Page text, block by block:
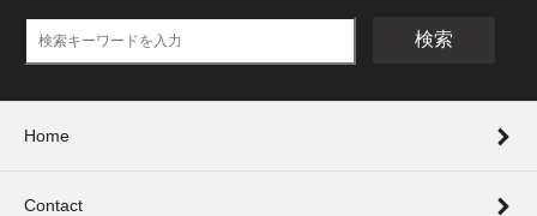
検索
Home
Contact